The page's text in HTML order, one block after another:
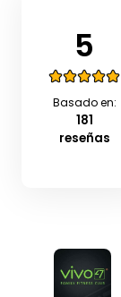
5
Basado en:
181
reseñas